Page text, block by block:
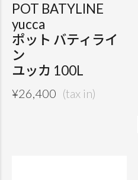
POT BATYLINE
yucca
ポット バティライ
ン
ユッカ 100L
¥26,400